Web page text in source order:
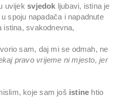
uvijeksvjedok ljubavi, istina je
spoju napadača i napadnute
istina, svakodnevna,
sam, daj mi se odmah, ne
pravo vrijeme ni mjesto, jer
koje sam još istine htio